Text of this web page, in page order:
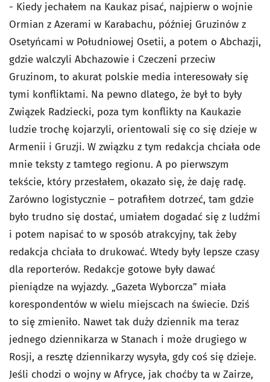
- Kiedy jechałem na Kaukaz pisać, najpierw o wojnie
Ormian z Azerami w Karabachu, później Gruzinów z
Osetyńcami w Południowej Osetii, a potem o Abchazji,
gdzie walczyli Abchazowie i Czeczeni przeciw
Gruzinom, to akurat polskie media interesowały się
tymi konfliktami. Na pewno dlatego, że był to były
Związek Radziecki, poza tym konflikty na Kaukazie
ludzie trochę kojarzyli, orientowali się co się dzieje w
Armenii i Gruzji. W związku z tym redakcja chciała ode
mnie teksty z tamtego regionu. A po pierwszym
tekście, który przesłałem, okazało się, że daję radę.
Zarówno logistycznie – potrafiłem dotrzeć, tam gdzie
było trudno się dostać, umiałem dogadać się z ludźmi
i potem napisać to w sposób atrakcyjny, tak żeby
redakcja chciała to drukować. Wtedy były lepsze czasy
dla reporterów. Redakcje gotowe były dawać
pieniądze na wyjazdy. „Gazeta Wyborcza” miała
korespondentów w wielu miejscach na świecie. Dziś
to się zmieniło. Nawet tak duży dziennik ma teraz
jednego dziennikarza w Stanach i może drugiego w
Rosji, a resztę dziennikarzy wysyła, gdy coś się dzieje.
Jeśli chodzi o wojny w Afryce, jak choćby ta w Zairze,